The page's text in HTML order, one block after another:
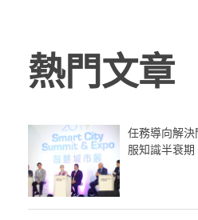
熱門文章
任務導向解決
服知識半衰